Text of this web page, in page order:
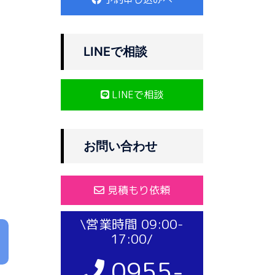
LINEで相談
LINEで相談
お問い合わせ
見積もり依頼
\営業時間 09:00-
17:00/